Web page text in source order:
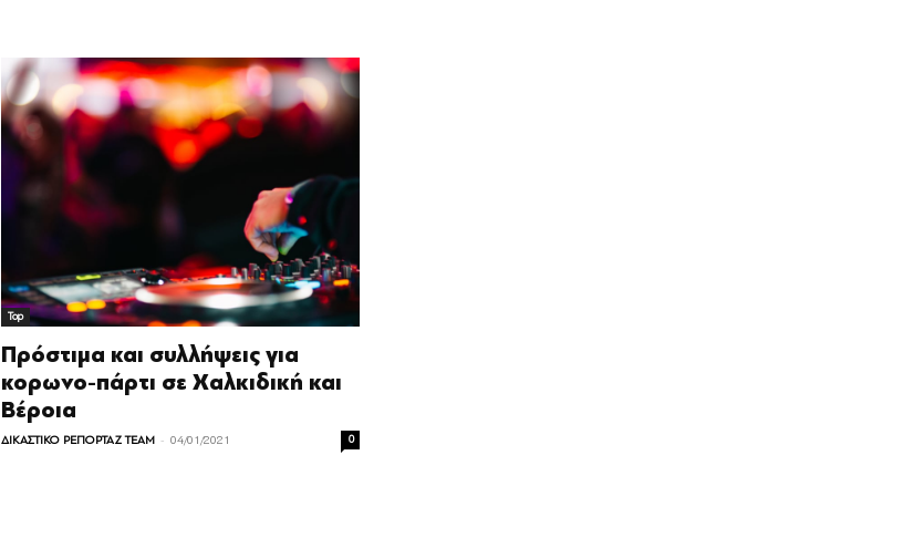
Top
Πρόστιμα και συλλήψεις για
κορωνο-πάρτι σε Χαλκιδική και
Βέρoια
ΔΙΚΑΣΤΙΚΟ ΡΕΠΟΡΤΑΖ TEAM - 04/01/2021 0